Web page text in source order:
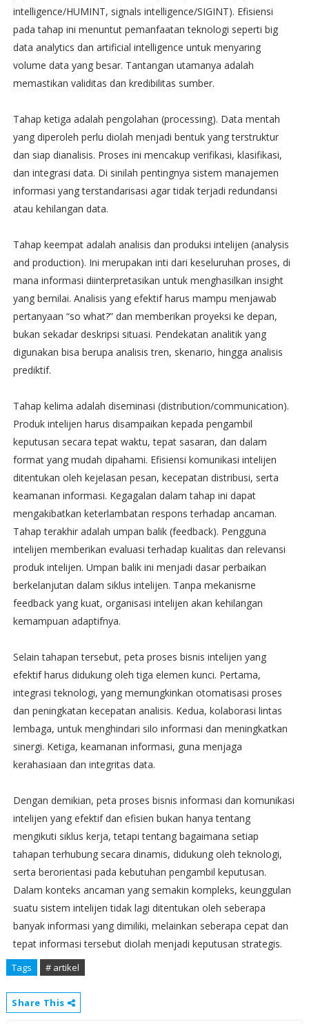
intelligence/HUMINT, signals intelligence/SIGINT). Efisiensi
pada tahap ini menuntut pemanfaatan teknologi seperti big
data analytics dan artificial intelligence untuk menyaring
volume data yang besar. Tantangan utamanya adalah
memastikan validitas dan kredibilitas sumber.
Tahap ketiga adalah pengolahan (processing). Data mentah
yang diperoleh perlu diolah menjadi bentuk yang terstruktur
dan siap dianalisis. Proses ini mencakup verifikasi, klasifikasi,
dan integrasi data. Di sinilah pentingnya sistem manajemen
informasi yang terstandarisasi agar tidak terjadi redundansi
atau kehilangan data.
Tahap keempat adalah analisis dan produksi intelijen (analysis
and production). Ini merupakan inti dari keseluruhan proses, di
mana informasi diinterpretasikan untuk menghasilkan insight
yang bernilai. Analisis yang efektif harus mampu menjawab
pertanyaan “so what?” dan memberikan proyeksi ke depan,
bukan sekadar deskripsi situasi. Pendekatan analitik yang
digunakan bisa berupa analisis tren, skenario, hingga analisis
prediktif.
Tahap kelima adalah diseminasi (distribution/communication).
Produk intelijen harus disampaikan kepada pengambil
keputusan secara tepat waktu, tepat sasaran, dan dalam
format yang mudah dipahami. Efisiensi komunikasi intelijen
ditentukan oleh kejelasan pesan, kecepatan distribusi, serta
keamanan informasi. Kegagalan dalam tahap ini dapat
mengakibatkan keterlambatan respons terhadap ancaman.
Tahap terakhir adalah umpan balik (feedback). Pengguna
intelijen memberikan evaluasi terhadap kualitas dan relevansi
produk intelijen. Umpan balik ini menjadi dasar perbaikan
berkelanjutan dalam siklus intelijen. Tanpa mekanisme
feedback yang kuat, organisasi intelijen akan kehilangan
kemampuan adaptifnya.
Selain tahapan tersebut, peta proses bisnis intelijen yang
efektif harus didukung oleh tiga elemen kunci. Pertama,
integrasi teknologi, yang memungkinkan otomatisasi proses
dan peningkatan kecepatan analisis. Kedua, kolaborasi lintas
lembaga, untuk menghindari silo informasi dan meningkatkan
sinergi. Ketiga, keamanan informasi, guna menjaga
kerahasiaan dan integritas data.
Dengan demikian, peta proses bisnis informasi dan komunikasi
intelijen yang efektif dan efisien bukan hanya tentang
mengikuti siklus kerja, tetapi tentang bagaimana setiap
tahapan terhubung secara dinamis, didukung oleh teknologi,
serta berorientasi pada kebutuhan pengambil keputusan.
Dalam konteks ancaman yang semakin kompleks, keunggulan
suatu sistem intelijen tidak lagi ditentukan oleh seberapa
banyak informasi yang dimiliki, melainkan seberapa cepat dan
tepat informasi tersebut diolah menjadi keputusan strategis.
Tags # artikel
Share This